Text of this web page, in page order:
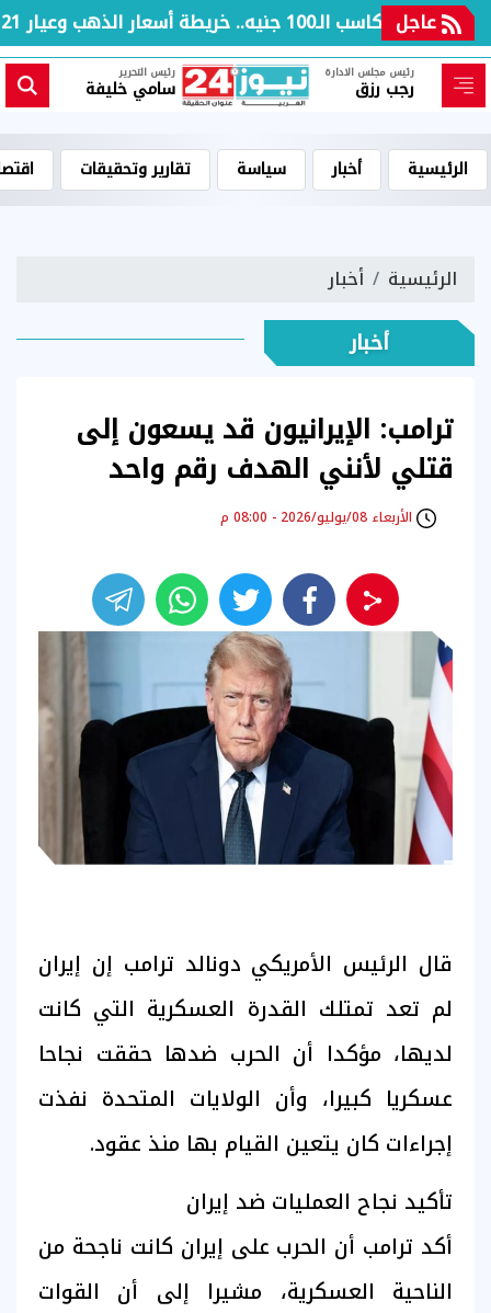
عاجل
بعد مكاسب الـ100 جنيه.. خريطة أسعار الذهب وعيار 21 بالعطلة الأسبوعية
رئيس مجلس الادارة
رجب رزق
رئيس التحرير
سامي خليفة
الرئيسية أخبار سياسة تقارير وتحقيقات
الرئيسية أخبار
أخبار
ترامب: الإيرانيون قد يسعون إلى
قتلي لأنني الهدف رقم واحد
الأربعاء 08/يوليو/2026 - 08:00 م
قال الرئيس الأمريكي دونالد ترامب إن إيران
لم تعد تمتلك القدرة العسكرية التي كانت
لديها، مؤكدا أن الحرب ضدها حققت نجاحا
عسكريا كبيرا، وأن الولايات المتحدة نفذت
إجراءات كان يتعين القيام بها منذ عقود.
تأكيد نجاح العمليات ضد إيران
أكد ترامب أن الحرب على إيران كانت ناجحة من
الناحية العسكرية، مشيرا إلى أن القوات